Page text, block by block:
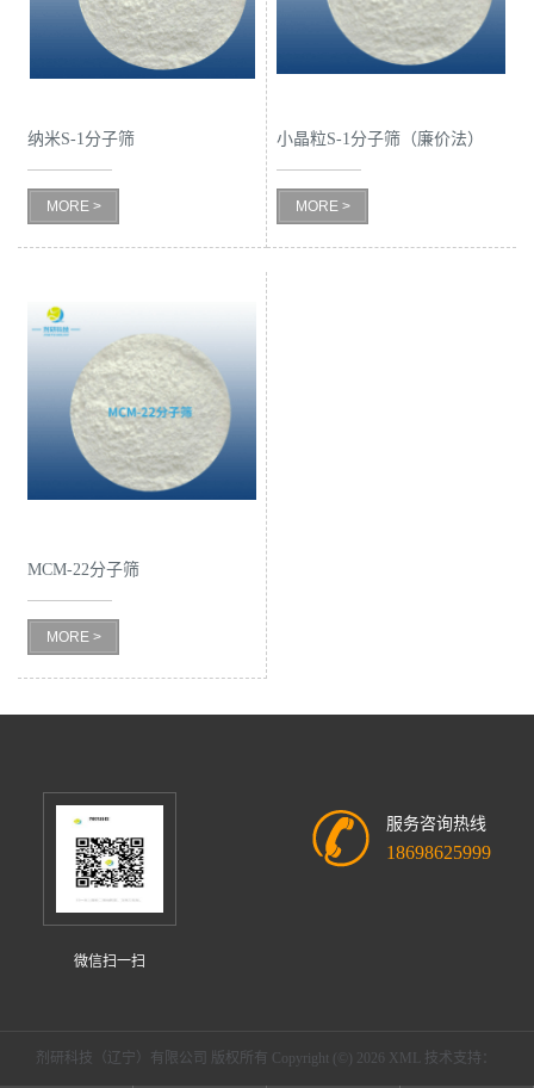
纳米S-1分子筛
MORE >
小晶粒S-1分子筛（廉价法）
MORE >
MCM-22分子筛
MORE >
微信扫一扫
服务咨询热线
18698625999
剂研科技（辽宁）有限公司 版权所有 Copyright (©) 2026 XML 技术支持：